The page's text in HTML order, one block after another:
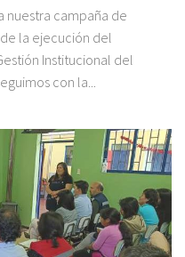
nuestra campaña de
la ejecución del
Institucional del
con la...